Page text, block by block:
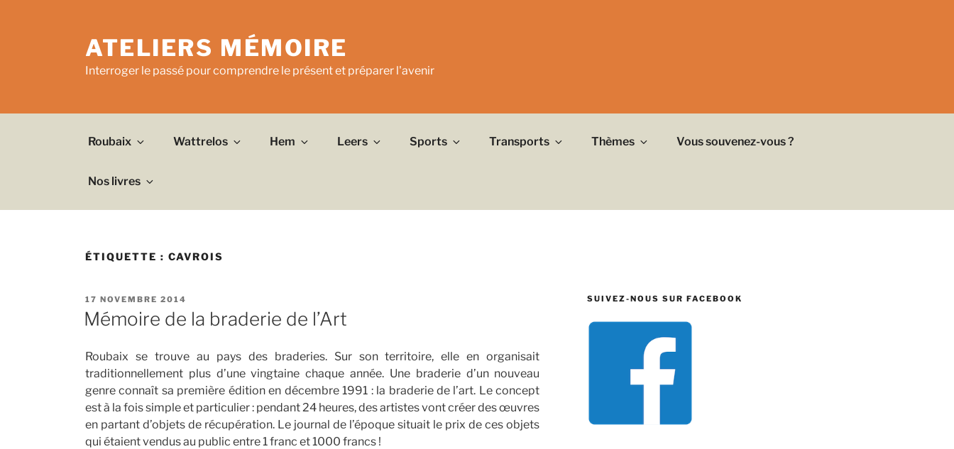
ATELIERS MÉMOIRE
Interroger le passé pour comprendre le présent et préparer l'avenir
Roubaix Wattrelos Hem Leers Sports Transports Thèmes Vous souvenez-vous ?
Nos livres
ÉTIQUETTE : CAVROIS
PUBLIÉ
LE
17 NOVEMBRE 2014
Mémoire de la braderie de l’Art
Roubaix se trouve au pays des braderies. Sur son territoire, elle en organisait
traditionnellement plus d’une vingtaine chaque année. Une braderie d’un nouveau
genre connaît sa première édition en décembre 1991 : la braderie de l’art. Le concept
est à la fois simple et particulier : pendant 24 heures, des artistes vont créer des œuvres
en partant d’objets de récupération. Le journal de l’époque situait le prix de ces objets
qui étaient vendus au public entre 1 franc et 1000 francs !
SUIVEZ-NOUS SUR FACEBOOK